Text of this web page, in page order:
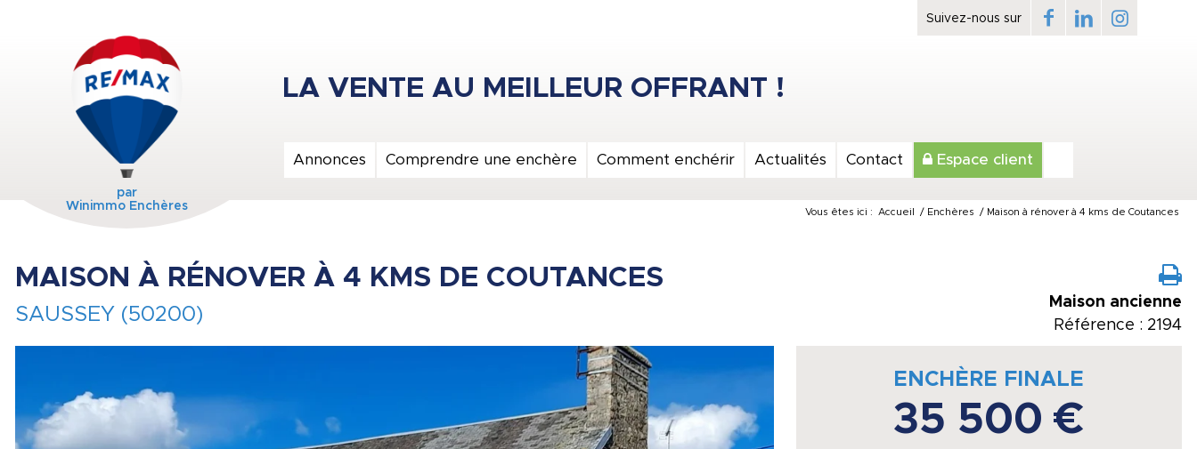
par
Winimmo Enchères
Annonces Comprendre une enchère Comment enchérir Actualités Contact Espace client
Vous êtes ici : Accueil / Enchères / Maison à rénover à 4 kms de Coutances
MAISON À RÉNOVER À 4 KMS DE COUTANCES
SAUSSEY (50200)
Maison ancienne
Référence : 2194
ENCHÈRE FINALE
35 500 €